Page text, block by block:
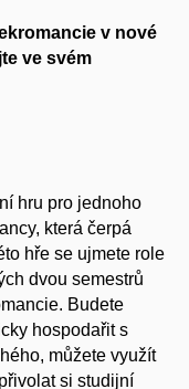
v nové
ve svém
hru pro jednoho
která čerpá
hře se ujmete role
dvou semestrů
Budete
hospodařit s
můžete využít
si studijní